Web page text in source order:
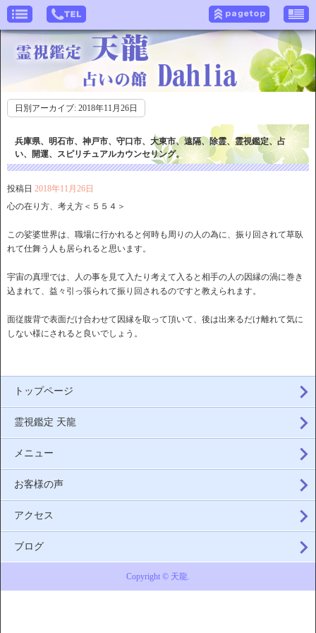
日別アーカイブ: 2018年11月26日
兵庫県、明石市、神戸市、守口市、大東市、遠隔、除霊、霊視鑑定、占
い、開運、スピリチュアルカウンセリング。
投稿日 2018年11月26日
心の在り方、考え方＜５５４＞
この娑婆世界は、職場に行かれると何時も周りの人の為に、振り回されて草臥
れて仕舞う人も居られると思います。
宇宙の真理では、人の事を見て入たり考えて入ると相手の人の因縁の渦に巻き
込まれて、益々引っ張られて振り回されるのですと教えられます。
面従腹背で表面だけ合わせて因縁を取って頂いて、後は出来るだけ離れて気に
しない様にされると良いでしょう。
トップページ
霊視鑑定 天龍
メニュー
お客様の声
アクセス
ブログ
Copyright © 天龍.